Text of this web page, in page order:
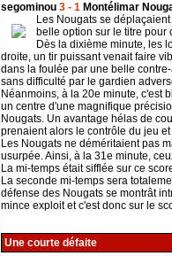
segominou3 - 1 Montélimar
Les Nougats se
belle option sur le titre pour
Dès la dixième minute, les
droite, un tir puissant venait faire
dans la foulée par une belle
sans difficulté par le gardien
Néanmoins, à la 20e minute, c'est
un centre d'une magnifique
Nougats. Un avantage hélas de
prenaient alors le contrôle du jeu
Les Nougats ne déméritaient pas
usurpée. Ainsi, à la 31e minute,
La mi-temps était sifflée sur ce
La seconde mi-temps sera
défense des Nougats se montrât
mince exploit et c'est donc sur le
Une courte défaite